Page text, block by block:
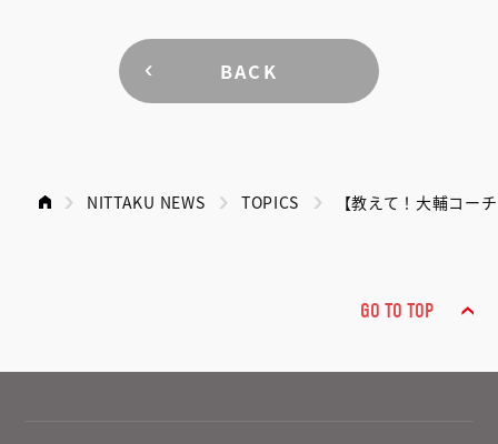
BACK
NITTAKU NEWS TOPICS 【教えて！大輔コー
GO TO TOP